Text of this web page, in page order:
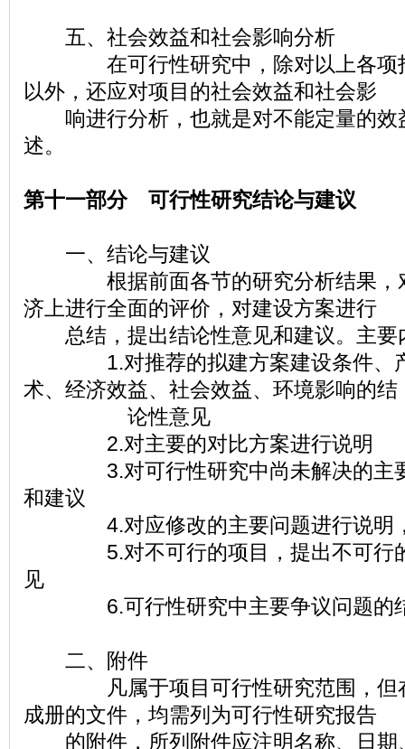
五、社会效益和社会影响分析
在可行性研究中，除对以上各项指
以外，还应对项目的社会效益和社会影
响进行分析，也就是对不能定量的效
述。
第十一部分 可行性研究结论与建议
一、结论与建议
根据前面各节的研究分析结果，对
济上进行全面的评价，对建设方案进行
总结，提出结论性意见和建议。主要
1.对推荐的拟建方案建设条件、产
术、经济效益、社会效益、环境影响的结
论性意见
2.对主要的对比方案进行说明
3.对可行性研究中尚未解决的主要
和建议
4.对应修改的主要问题进行说明，
5.对不可行的项目，提出不可行的
见
6.可行性研究中主要争议问题的
二、附件
凡属于项目可行性研究范围，但在
成册的文件，均需列为可行性研究报告
的附件，所列附件应注明名称、日期